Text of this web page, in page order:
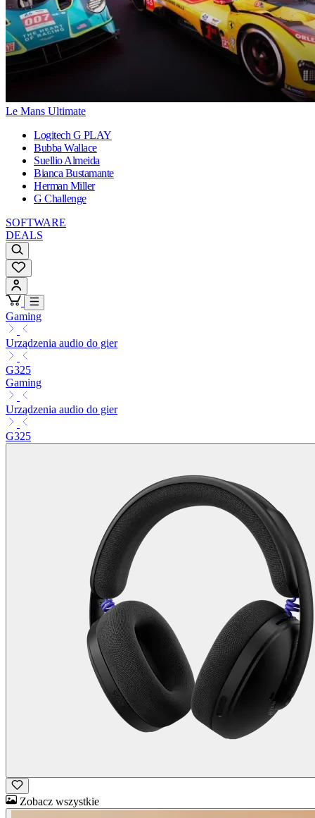
Le Mans Ultimate
Logitech G PLAY
Bubba Wallace
Suellio Almeida
Bianca Bustamante
Herman Miller
G Challenge
SOFTWARE
DEALS
Gaming
Urządzenia audio do gier
G325
Gaming
Urządzenia audio do gier
G325
Zobacz wszystkie